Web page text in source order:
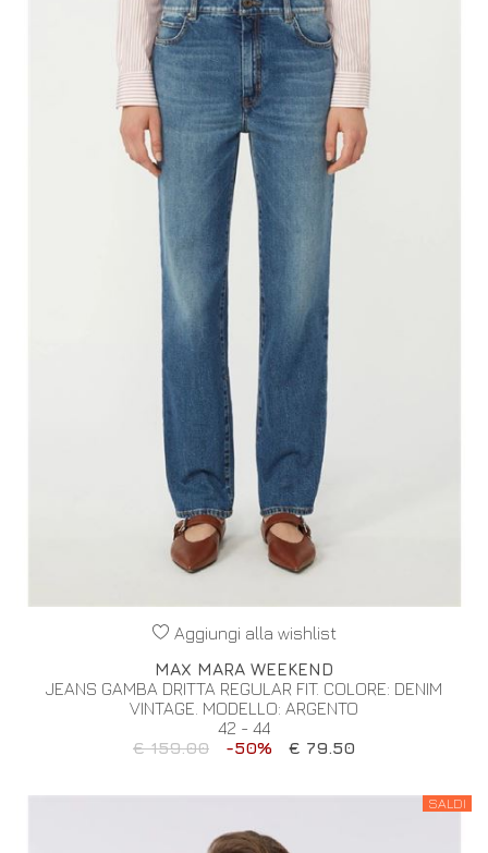
Aggiungi alla wishlist
MAX MARA WEEKEND
JEANS GAMBA DRITTA REGULAR FIT. COLORE: DENIM
VINTAGE. MODELLO: ARGENTO
42 - 44
€ 159.00
-50% € 79.50
SALDI